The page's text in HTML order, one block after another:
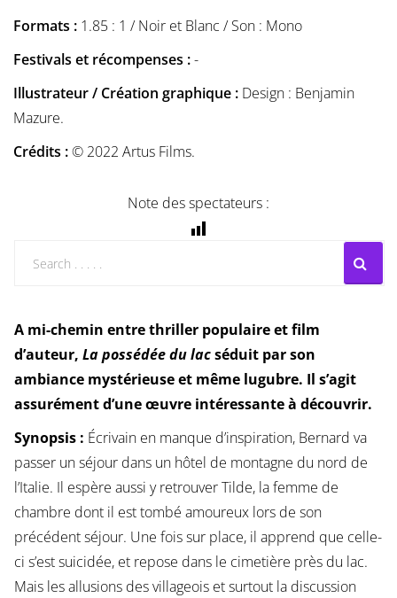
Formats : 1.85 : 1 / Noir et Blanc / Son : Mono
Festivals et récompenses :-
Illustrateur / Création graphique : Design : Benjamin
Mazure.
Crédits :© 2022 Artus Films.
Note des spectateurs :
A mi-chemin entre thriller populaire et film
d’auteur, La possédée du lacséduit par son
ambiance mystérieuse et même lugubre. Il s’agit
assurément d’une œuvre intéressante à découvrir.
Synopsis : Écrivain en manque d’inspiration, Bernard va
passer un séjour dans un hôtel de montagne du nord de
l’Italie. Il espère aussi y retrouver Tilde, la femme de
chambre dont il est tombé amoureux lors de son
précédent séjour. Une fois sur place, il apprend que celle-
ci s’est suicidée, et repose dans le cimetière près du lac.
Mais les allusions des villageois et surtout la discussion